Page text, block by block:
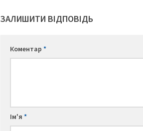
ЗАЛИШИТИ ВІДПОВІДЬ
Коментар *
Ім'я *